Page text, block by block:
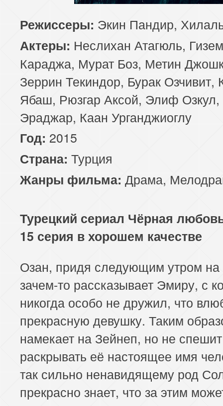
86 серия
87 серия
91 серия
93 серия
94 серия
95 серия
97 серия
98 серия 99 серия
101 серия
102 серия 103 серия
105 серия
109 серия
110 серия
113 серия
114 серия
Режиссеры: Экин Пандир,
Актеры: Неслихан Атагюль, Гизем
Караджа, Мурат Боз, Метин
Зеррин Текиндор, Бурак Озчивит,
Ябаш, Рюзгар Аксой, Элиф Озкул,
Эраджар, Каан Урганджиоглу
Год: 2015
Страна: Турция
Жанры фильма: Драма,
Турецкий сериал Чёрная
15 серия в хорошем качестве
Озан, придя следующим утром на
зачем-то рассказывает Эмиру, с
никогда особо не дружил, что
прекрасную девушку. Таким
намекает на Зейнеп, но не спешит
раскрывать её настоящее имя
так сильно ненавидящему род
прекрасно знает, что за этим